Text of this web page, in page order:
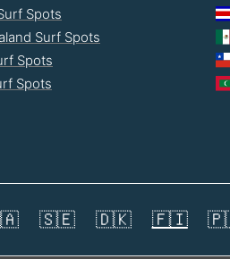
Spots
Surf Spots
Spots
Spots
🇸🇪 🇩🇰 🇫🇮